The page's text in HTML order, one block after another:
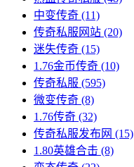
中变传奇 (11)
传奇私服网站 (20)
迷失传奇 (15)
1.76金币传奇 (10)
传奇私服 (595)
微变传奇 (8)
1.76传奇 (32)
传奇私服发布网 (15)
1.80英雄合击 (8)